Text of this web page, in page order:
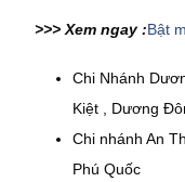
>>> Xem ngay :Bật
Chi Nhánh
Kiệt , Dương
Chi nhánh An
Phú Quốc